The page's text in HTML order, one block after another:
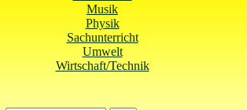
Musik
Physik
Sachunterricht
Umwelt
Wirtschaft/Technik